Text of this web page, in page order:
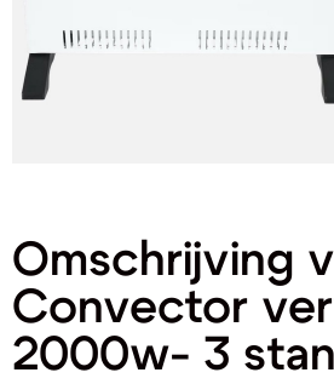
Omschrijving
Convector
2000w- 3